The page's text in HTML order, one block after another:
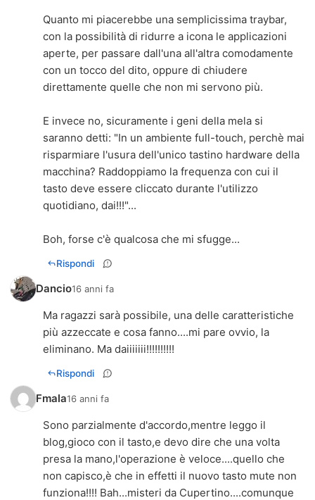
Quanto mi piacerebbe una semplicissima traybar,
con la possibilità di ridurre a icona le applicazioni
aperte, per passare dall'una all'altra comodamente
con un tocco del dito, oppure di chiudere
direttamente quelle che non mi servono più.
E invece no, sicuramente i geni della mela si
saranno detti: "In un ambiente full-touch, perchè mai
risparmiare l'usura dell'unico tastino hardware della
macchina? Raddoppiamo la frequenza con cui il
tasto deve essere cliccato durante l'utilizzo
quotidiano, dai!!!"...
Boh, forse c'è qualcosa che mi sfugge...
Rispondi
Dancio16 anni fa
Ma ragazzi sarà possibile, una delle caratteristiche
più azzeccate e cosa fanno....mi pare ovvio, la
eliminano. Ma daiiiiiii!!!!!!!!!!
Rispondi
Fmala16 anni fa
Sono parzialmente d'accordo,mentre leggo il
blog,gioco con il tasto,e devo dire che una volta
presa la mano,l'operazione è veloce....quello che
non capisco,è che in effetti il nuovo tasto mute non
funziona!!!! Bah...misteri da Cupertino....comunque